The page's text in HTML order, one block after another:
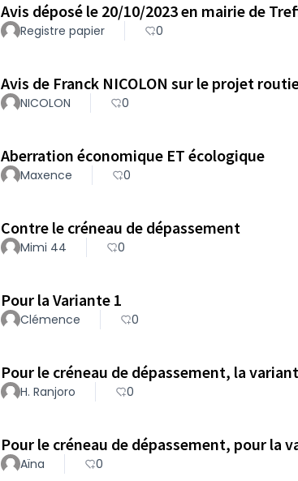
Registre papier 0
Avis de Franck NICOLON sur le projet
NICOLON 0
Aberration économique ET écologique
Maxence 0
Contre le créneau de dépassement
Mimi 44 0
Pour la Variante 1
Clémence 0
Pour le créneau de dépassement, la
H. Ranjoro 0
Pour le créneau de dépassement, pour la
Aïna 0